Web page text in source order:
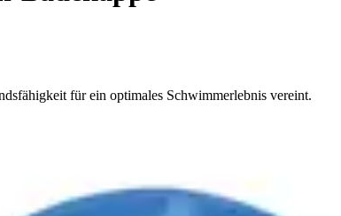
für ein optimales Schwimmerlebnis vereint.